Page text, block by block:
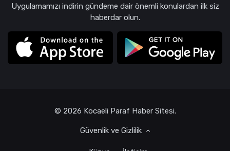
Uygulamamızı indirin gündeme dair önemli konulardan ilk siz
haberdar olun.
© 2026 Kocaeli Paraf Haber Sitesi.
Güvenlik ve Gizlilik